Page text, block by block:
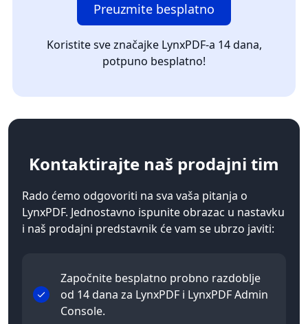
Preuzmite besplatno
Koristite sve značajke LynxPDF-a 14 dana,
potpuno besplatno!
Kontaktirajte naš prodajni tim
Rado ćemo odgovoriti na sva vaša pitanja o
LynxPDF. Jednostavno ispunite obrazac u nastavku
i naš prodajni predstavnik će vam se ubrzo javiti:
Započnite besplatno probno razdoblje
od 14 dana za LynxPDF i LynxPDF Admin
Console.